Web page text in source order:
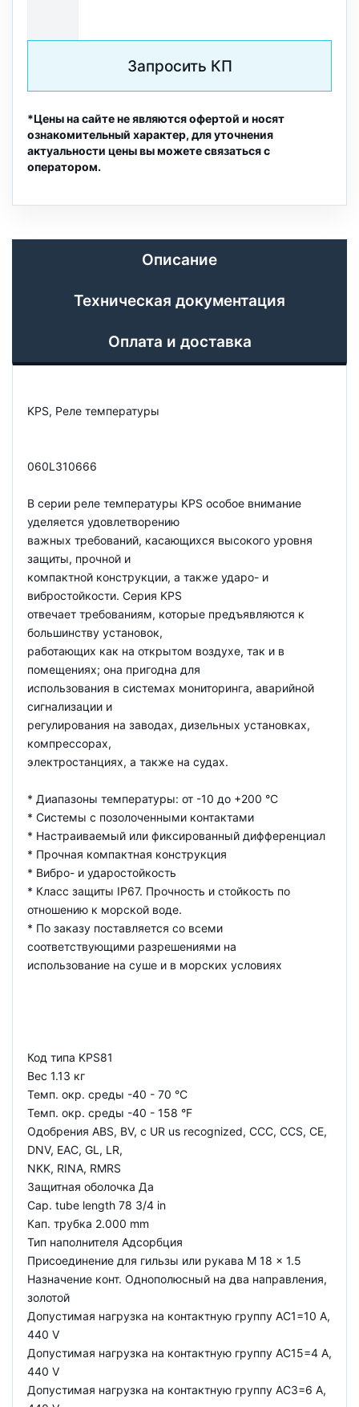
Запросить КП
*Цены на сайте не являются офертой и носят
ознакомительный характер, для уточнения
актуальности цены вы можете связаться с
оператором.
Описание
Техническая документация
Оплата и доставка
KPS, Реле температуры
060L310666
В серии реле температуры KPS особое внимание
уделяется удовлетворению
важных требований, касающихся высокого уровня
защиты, прочной и
компактной конструкции, а также ударо- и
вибростойкости. Серия KPS
отвечает требованиям, которые предъявляются к
большинству установок,
работающих как на открытом воздухе, так и в
помещениях; она пригодна для
использования в системах мониторинга, аварийной
сигнализации и
регулирования на заводах, дизельных установках,
компрессорах,
электростанциях, а также на судах.
* Диапазоны температуры: от -10 до +200 °С
* Системы с позолоченными контактами
* Настраиваемый или фиксированный дифференциал
* Прочная компактная конструкция
* Вибро- и ударостойкость
* Класс защиты IP67. Прочность и стойкость по
отношению к морской воде.
* По заказу поставляется со всеми
соответствующими разрешениями на
использование на суше и в морских условиях
Код типа KPS81
Вес 1.13 кг
Темп. окр. среды -40 - 70 °C
Темп. окр. среды -40 - 158 °F
Одобрения ABS, BV, c UR us recognized, CCC, CCS, CE,
DNV, EAC, GL, LR,
NKK, RINA, RMRS
Защитная оболочка Да
Cap. tube length 78 3/4 in
Кап. трубка 2.000 mm
Тип наполнителя Адсорбция
Присоединение для гильзы или рукава M 18 x 1.5
Назначение конт. Однополюсный на два направления,
золотой
Допустимая нагрузка на контактную группу AC1=10 A,
440 V
Допустимая нагрузка на контактную группу AC15=4 A,
440 V
Допустимая нагрузка на контактную группу AC3=6 A,